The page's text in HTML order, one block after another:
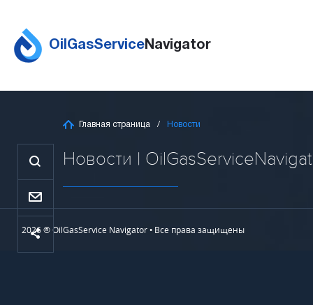
OilGasServiceNavigator
Главная страница Новости
Новости |
2026 ® OilGasService Navigator • Все права защищены